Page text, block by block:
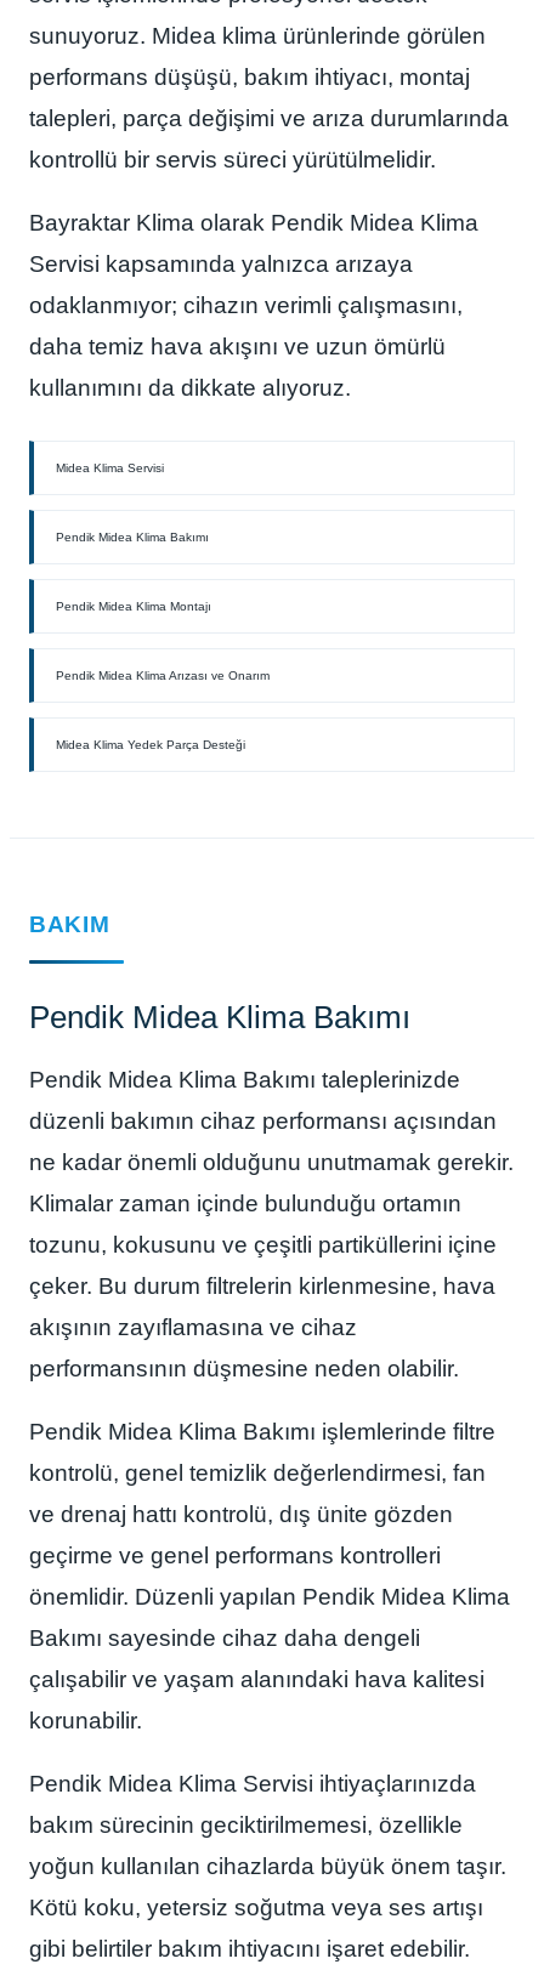
sunuyoruz. Midea klima ürünlerinde görülen
performans düşüşü, bakım ihtiyacı, montaj
talepleri, parça değişimi ve arıza durumlarında
kontrollü bir servis süreci yürütülmelidir.
Bayraktar Klima olarak Pendik Midea Klima
Servisi kapsamında yalnızca arızaya
odaklanmıyor; cihazın verimli çalışmasını,
daha temiz hava akışını ve uzun ömürlü
kullanımını da dikkate alıyoruz.
Midea Klima Servisi
Pendik Midea Klima Bakımı
Pendik Midea Klima Montajı
Pendik Midea Klima Arızası ve Onarım
Midea Klima Yedek Parça Desteği
BAKIM
Pendik Midea Klima Bakımı
Pendik Midea Klima Bakımı taleplerinizde
düzenli bakımın cihaz performansı açısından
ne kadar önemli olduğunu unutmamak gerekir.
Klimalar zaman içinde bulunduğu ortamın
tozunu, kokusunu ve çeşitli partiküllerini içine
çeker. Bu durum filtrelerin kirlenmesine, hava
akışının zayıflamasına ve cihaz
performansının düşmesine neden olabilir.
Pendik Midea Klima Bakımı işlemlerinde filtre
kontrolü, genel temizlik değerlendirmesi, fan
ve drenaj hattı kontrolü, dış ünite gözden
geçirme ve genel performans kontrolleri
önemlidir. Düzenli yapılan Pendik Midea Klima
Bakımı sayesinde cihaz daha dengeli
çalışabilir ve yaşam alanındaki hava kalitesi
korunabilir.
Pendik Midea Klima Servisi ihtiyaçlarınızda
bakım sürecinin geciktirilmemesi, özellikle
yoğun kullanılan cihazlarda büyük önem taşır.
Kötü koku, yetersiz soğutma veya ses artışı
gibi belirtiler bakım ihtiyacını işaret edebilir.